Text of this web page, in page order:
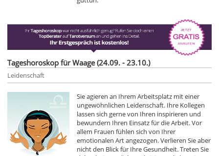
Tageshoroskop für Waage (24.09. - 23.10.)
Leidenschaft
Sie agieren an Ihrem Arbeitsplatz mit einer
ungewöhnlichen Leidenschaft. Ihre Kollegen
lassen sich gerne von Ihren inspirieren und
bewundern Ihren Einsatz für die Arbeit. Vor
allem Frauen fühlen sich von Ihrer
emotionalen Art angezogen. Verlieren Sie aber
nicht den Blick für Ihre Gesundheit. Treten Sie